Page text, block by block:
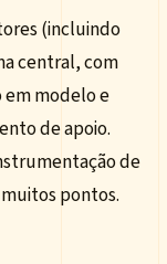
(incluindo
central, com
em modelo e
de apoio.
de
pontos.